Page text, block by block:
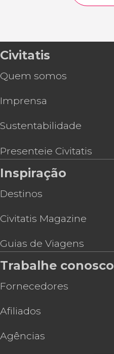
Civitatis
Quem somos
Imprensa
Sustentabilidade
Presenteie Civitatis
Inspiração
Destinos
Civitatis Magazine
Guias de Viagens
Trabalhe conosco
Fornecedores
Afiliados
Agências